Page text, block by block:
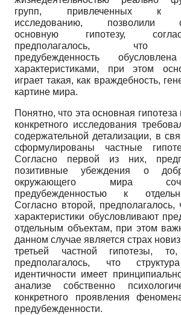
групп, привлеченных к
исследованию, позволили
основную гипотезу,
предполагалось, что
предубежденность
характеристиками, при этом
играет такая, как враждебность,
картине мира.
Понятно, что эта основная
конкретного исследования
содержательной детализации, в
сформулированы частные
Согласно первой из них,
позитивные убеждения о
окружающего мира
предубежденностью к
Согласно второй, предполагалось,
характеристики обусловливают
отдельным объектам, при этом
данном случае является страх
третьей частной гипотезы,
предполагалось, что
идентичности имеет
анализе собственно
конкретного проявления
предубежденности.